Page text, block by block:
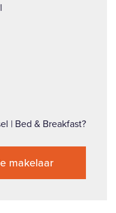
| Bed & Breakfast?
makelaar